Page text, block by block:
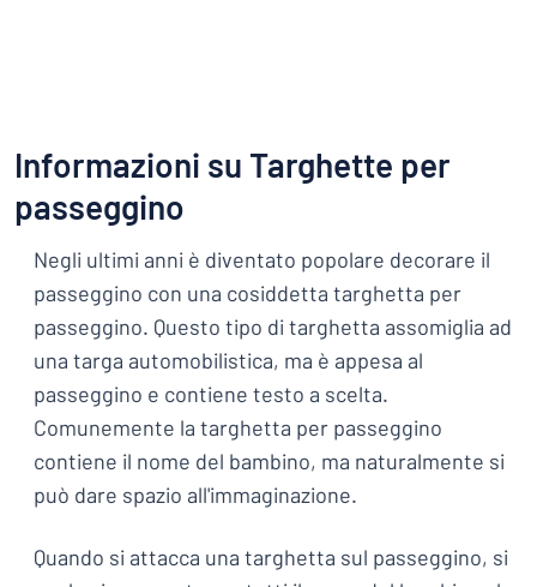
Informazioni su Targhette per
passeggino
Negli ultimi anni è diventato popolare decorare il
passeggino con una cosiddetta targhetta per
passeggino. Questo tipo di targhetta assomiglia ad
una targa automobilistica, ma è appesa al
passeggino e contiene testo a scelta.
Comunemente la targhetta per passeggino
contiene il nome del bambino, ma naturalmente si
può dare spazio all'immaginazione.
Quando si attacca una targhetta sul passeggino, si